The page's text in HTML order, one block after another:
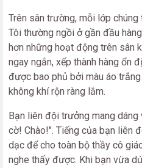
Trên sân trường, mỗi lớp
Tôi thường ngồi ở gần đầu
hơn những hoạt động trên sân
ngay ngắn, xếp thành hàng ổn
được bao phủ bởi màu áo
không khí rộn ràng lắm.
Bạn liên đội trưởng mang dáng
cờ! Chào!". Tiếng của bạn liên
dạc để cho toàn bộ thầy cô
nghe thấy được. Khi bạn vừa